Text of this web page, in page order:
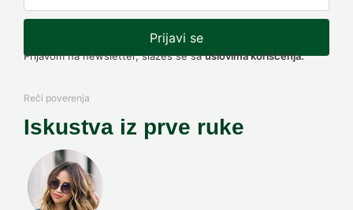
Prijavi se
Prijavom na newsletter, slažeš se sauslovima korišćenja.
Reči poverenja
Iskustva iz prve ruke